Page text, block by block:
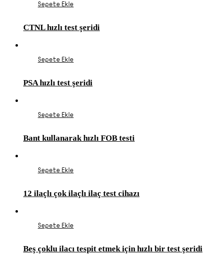
Sepete Ekle
CTNL hızlı test şeridi
Sepete Ekle
PSA hızlı test şeridi
Sepete Ekle
Bant kullanarak hızlı FOB testi
Sepete Ekle
12 ilaçlı çok ilaçlı ilaç test cihazı
Sepete Ekle
Beş çoklu ilacı tespit etmek için hızlı bir test şeridi